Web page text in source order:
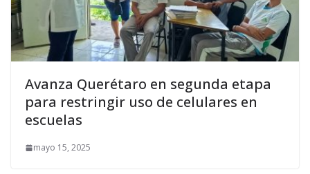
Avanza Querétaro en segunda etapa
para restringir uso de celulares en
escuelas
mayo 15, 2025